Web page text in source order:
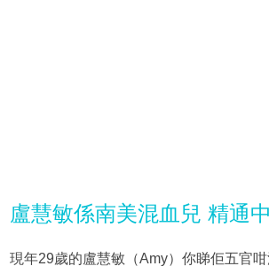
盧慧敏係南美混血兒 精通
現年29歲的盧慧敏（Amy）你睇佢五官